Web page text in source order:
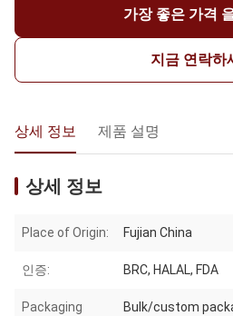
가장 좋은 가격
지금 연락하
상세 정보 제품 설명
상세 정보
Place of Origin: Fujian China
인증: BRC, HALAL, FDA
Packaging
Bulk/custom